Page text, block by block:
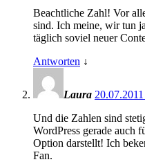
Beachtliche Zahl! Vor
sind. Ich meine, wir tun
täglich soviel neuer
Antworten ↓
Laura
Und die Zahlen sind
WordPress gerade auch
Option darstellt! Ich
Fan.